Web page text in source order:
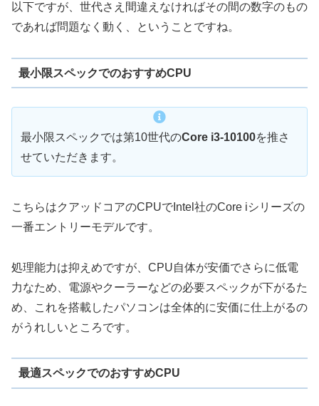
以下ですが、世代さえ間違えなければその間の数字のもの
であれば問題なく動く、ということですね。
最小限スペックでのおすすめCPU
最小限スペックでは第10世代のCore i3-10100を推さ
せていただきます。
こちらはクアッドコアのCPUでIntel社のCore iシリーズの
一番エントリーモデルです。
処理能力は抑えめですが、CPU自体が安価でさらに低電
力なため、電源やクーラーなどの必要スペックが下がるた
め、これを搭載したパソコンは全体的に安価に仕上がるの
がうれしいところです。
最適スペックでのおすすめCPU